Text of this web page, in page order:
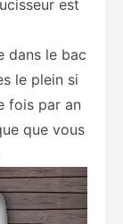
est
dans le bac
le plein si
fois par an
que vous